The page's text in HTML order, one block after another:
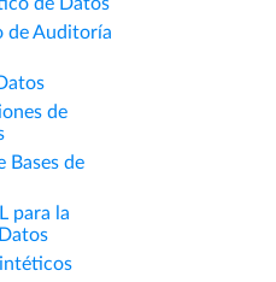
de Auditoría
de
Bases de
para la